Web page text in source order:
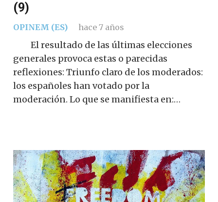
(9)
OPINEM (ES) hace 7 años
El resultado de las últimas elecciones
generales provoca estas o parecidas
reflexiones: Triunfo claro de los moderados:
los españoles han votado por la
moderación. Lo que se manifiesta en:…